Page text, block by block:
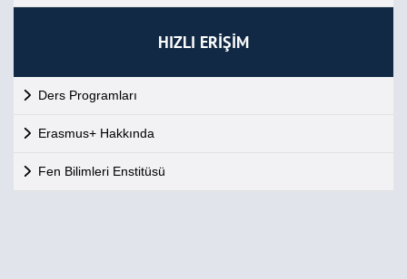
HIZLI ERİŞİM
Ders Programları
Erasmus+ Hakkında
Fen Bilimleri Enstitüsü